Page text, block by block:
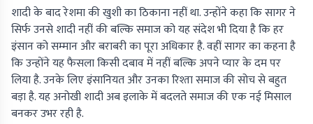
शादी के बाद रेशमा की खुशी का ठिकाना नहीं था. उन्होंने कहा कि सागर ने
सिर्फ उनसे शादी नहीं की बल्कि समाज को यह संदेश भी दिया है कि हर
इंसान को सम्मान और बराबरी का पूरा अधिकार है. वहीं सागर का कहना है
कि उन्होंने यह फैसला किसी दबाव में नहीं बल्कि अपने प्यार के दम पर
लिया है. उनके लिए इंसानियत और उनका रिश्ता समाज की सोच से बहुत
बड़ा है. यह अनोखी शादी अब इलाके में बदलते समाज की एक नई मिसाल
बनकर उभर रही है.